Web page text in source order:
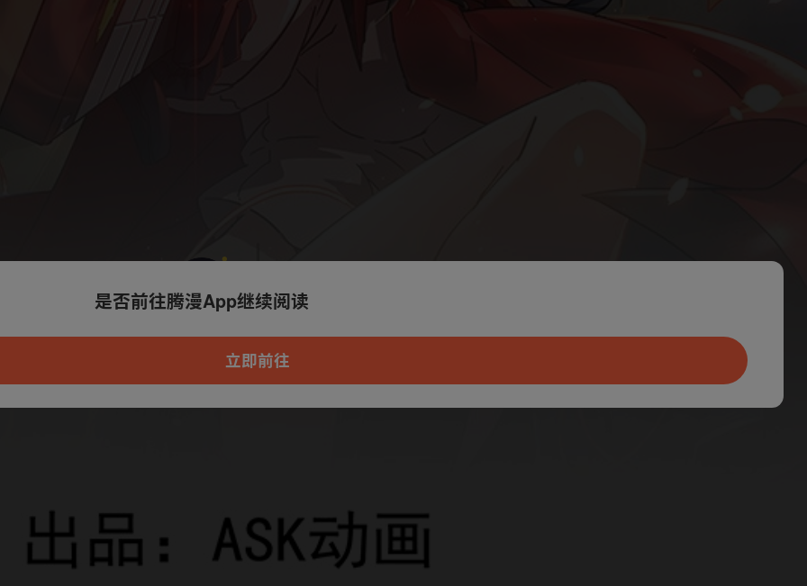
本章节仅支持App阅读，可打开App新用
户7天免费看
是否前往腾漫App继续阅读
立即前往